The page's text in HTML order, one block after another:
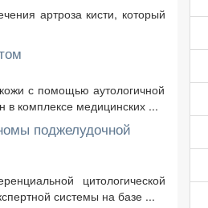
артроза кисти, который
с помощью аутологичной
комплексе медицинских ...
поджелудочной
цитологической
системы на базе ...